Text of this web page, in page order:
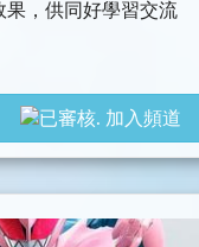
果，供同好學習交流
加入頻道